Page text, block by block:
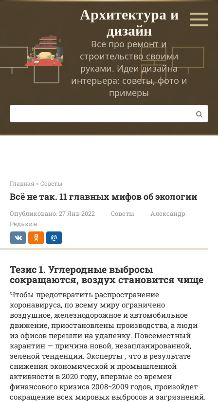
Перейти
Архитектура и
дизайн
Все про ремонт и
строительство своими
руками. Идеи дизайна
интерьера: советы, фото и
примеры
Поиск:
Главная » Советы
Всё не так. 11 главных мифов об экологии
Опубликовано: 27 Янв 2022 Советы
Александр
Редькин
Тезис 1. Углеродные выбросы
сокращаются, воздух становится чище
Чтобы предотвратить распространение
коронавируса, по всему миру ограничено
воздушное, железнодорожное и автомобильное
движение, приостановлены производства, а люди
из офисов перешли на удаленку. Повсеместный
карантин — причина новой, незапланированной,
зеленой тенденции. Эксперты , что в результате
снижения экономической и промышленной
активности в 2020 году, впервые со времен
финансового кризиса 2008−2009 годов, произойдет
сокращение всех мировых выбросов и загрязнений.